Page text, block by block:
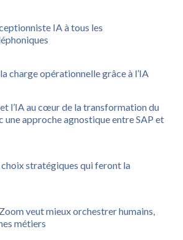
IA à tous les
charge opérationnelle grâce à l’IA
l’IA au cœur de la transformation du
une approche agnostique entre SAP et
choix stratégiques qui feront la
veut mieux orchestrer humains,
métiers